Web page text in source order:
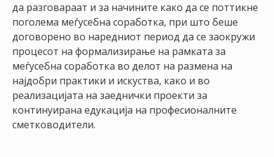
да разговараат и за начините како да се поттикне
поголема меѓусебна соработка, при што беше
договорено во наредниот период да се заокружи
процесот на формализирање на рамката за
меѓусебна соработка во делот на размена на
најдобри практики и искуства, како и во
реализацијата на заеднички проекти за
континуирана едукација на професионалните
сметководители.